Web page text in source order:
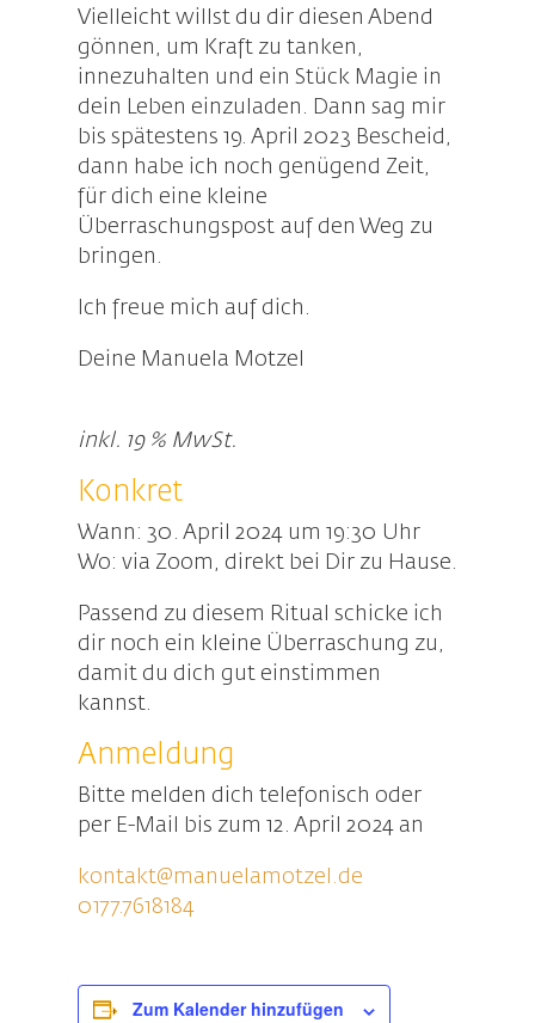
Vielleicht willst du dir diesen Abend
gönnen, um Kraft zu tanken,
innezuhalten und ein Stück Magie in
dein Leben einzuladen. Dann sag mir
bis spätestens 19. April 2023 Bescheid,
dann habe ich noch genügend Zeit,
für dich eine kleine
Überraschungspost auf den Weg zu
bringen.
Ich freue mich auf dich.
Deine Manuela Motzel
inkl. 19 % MwSt.
Konkret
Wann: 30. April 2024 um 19:30 Uhr
Wo: via Zoom, direkt bei Dir zu Hause.
Passend zu diesem Ritual schicke ich
dir noch ein kleine Überraschung zu,
damit du dich gut einstimmen
kannst.
Anmeldung
Bitte melden dich telefonisch oder
per E-Mail bis zum 12. April 2024 an
kontakt@manuelamotzel.de
0177.7618184
Zum Kalender hinzufügen